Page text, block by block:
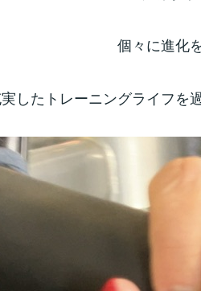
個々に進化
したトレーニングライフを